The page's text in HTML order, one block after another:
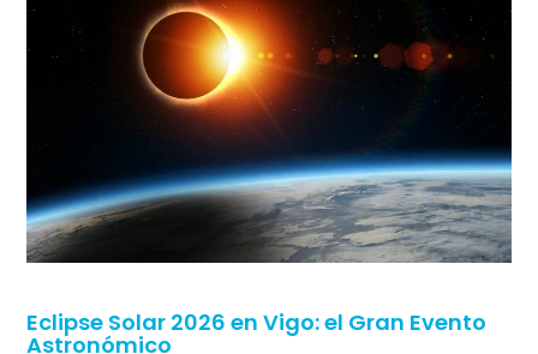
Eclipse Solar 2026 en Vigo: el Gran Evento
Astronómico
4 agosto, 2026